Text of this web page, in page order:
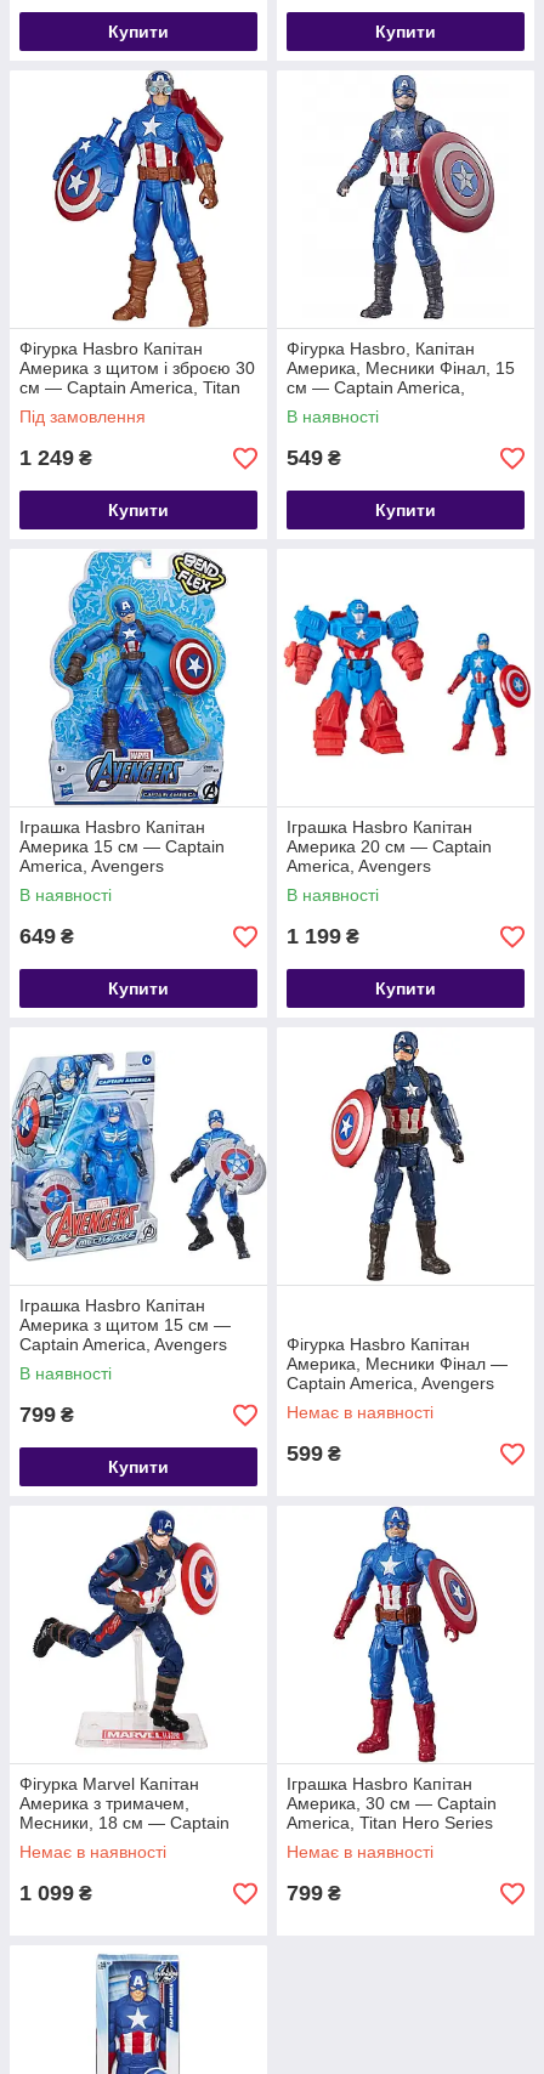
Купити Купити
Фігурка Hasbro Капітан
Америка з щитом і зброєю 30
см — Captain America, Titan
Hero Series Blast Gear
Під замовлення
1 249 ₴
Купити
Фігурка Hasbro, Капітан
Америка, Месники Фінал, 15
см — Captain America,
Avengers
В наявності
549 ₴
Купити
Іграшка Hasbro Капітан
Америка 15 см — Captain
America, Avengers
В наявності
649 ₴
Купити
Іграшка Hasbro Капітан
Америка 20 см — Captain
America, Avengers
В наявності
1 199 ₴
Купити
Іграшка Hasbro Капітан
Америка з щитом 15 см —
Captain America, Avengers
В наявності
799 ₴
Купити
Фігурка Hasbro Капітан
Америка, Месники Фінал —
Captain America, Avengers
Endgame, Titan Hero Series
Немає в наявності
599 ₴
Фігурка Marvel Капітан
Америка з тримачем,
Месники, 18 см — Captain
America, Avengers
Немає в наявності
1 099 ₴
Іграшка Hasbro Капітан
Америка, 30 см — Captain
America, Titan Hero Series
Blast Gear, Avengers
Немає в наявності
799 ₴